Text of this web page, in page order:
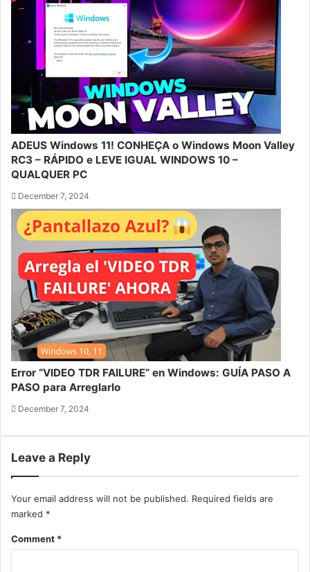
ADEUS Windows 11! CONHEÇA o Windows Moon Valley
RC3 – RÁPIDO e LEVE IGUAL WINDOWS 10 –
QUALQUER PC
December 7, 2024
Error “VIDEO TDR FAILURE” en Windows: GUÍA PASO A
PASO para Arreglarlo
December 7, 2024
Leave a Reply
Your email address will not be published. Required fields are
marked *
Comment *